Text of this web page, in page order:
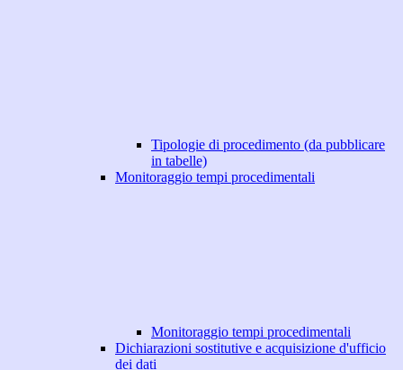
Tipologie di procedimento (da pubblicare
in tabelle)
Monitoraggio tempi procedimentali
Monitoraggio tempi procedimentali
Dichiarazioni sostitutive e acquisizione d'ufficio
dei dati